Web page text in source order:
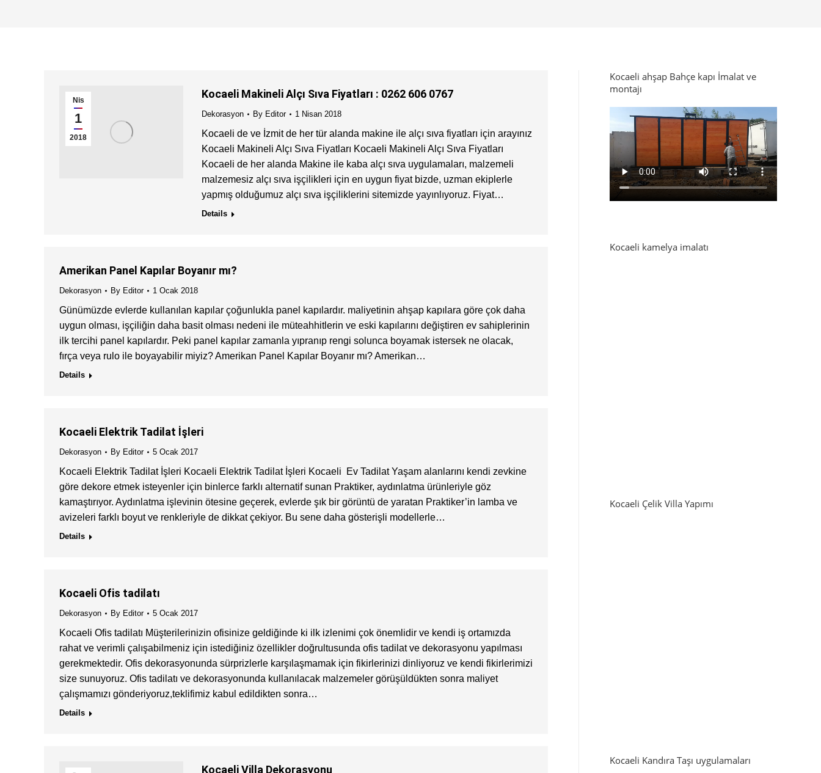
Nis
1
2018
Kocaeli Makineli Alçı Sıva Fiyatları : 0262 606 0767
Dekorasyon By Editor 1 Nisan 2018
Kocaeli de ve İzmit de her tür alanda makine ile alçı sıva fiyatları için arayınız
Kocaeli Makineli Alçı Sıva Fiyatları Kocaeli Makineli Alçı Sıva Fiyatları
Kocaeli de her alanda Makine ile kaba alçı sıva uygulamaları, malzemeli
malzemesiz alçı sıva işçilikleri için en uygun fiyat bizde, uzman ekiplerle
yapmış olduğumuz alçı sıva işçiliklerini sitemizde yayınlıyoruz. Fiyat…
Details
Amerikan Panel Kapılar Boyanır mı?
Dekorasyon By Editor 1 Ocak 2018
Günümüzde evlerde kullanılan kapılar çoğunlukla panel kapılardır. maliyetinin ahşap kapılara göre çok daha
uygun olması, işçiliğin daha basit olması nedeni ile müteahhitlerin ve eski kapılarını değiştiren ev sahiplerinin
ilk tercihi panel kapılardır. Peki panel kapılar zamanla yıpranıp rengi solunca boyamak istersek ne olacak,
fırça veya rulo ile boyayabilir miyiz? Amerikan Panel Kapılar Boyanır mı? Amerikan…
Details
Kocaeli Elektrik Tadilat İşleri
Dekorasyon By Editor 5 Ocak 2017
Kocaeli Elektrik Tadilat İşleri Kocaeli Elektrik Tadilat İşleri Kocaeli Ev Tadilat Yaşam alanlarını kendi zevkine
göre dekore etmek isteyenler için binlerce farklı alternatif sunan Praktiker, aydınlatma ürünleriyle göz
kamaştırıyor. Aydınlatma işlevinin ötesine geçerek, evlerde şık bir görüntü de yaratan Praktiker’in lamba ve
avizeleri farklı boyut ve renkleriyle de dikkat çekiyor. Bu sene daha gösterişli modellerle…
Details
Kocaeli Ofis tadilatı
Dekorasyon By Editor 5 Ocak 2017
Kocaeli Ofis tadilatı Müşterilerinizin ofisinize geldiğinde ki ilk izlenimi çok önemlidir ve kendi iş ortamızda
rahat ve verimli çalışabilmeniz için istediğiniz özellikler doğrultusunda ofis tadilat ve dekorasyonu yapılması
gerekmektedir. Ofis dekorasyonunda sürprizlerle karşılaşmamak için fikirlerinizi dinliyoruz ve kendi fikirlerimizi
size sunuyoruz. Ofis tadilatı ve dekorasyonunda kullanılacak malzemeler görüşüldükten sonra maliyet
çalışmamızı gönderiyoruz,teklifimiz kabul edildikten sonra…
Details
Kocaeli Villa Dekorasyonu
Kocaeli ahşap Bahçe kapı İmalat ve
montajı
Kocaeli kamelya imalatı
Kocaeli Çelik Villa Yapımı
Kocaeli Kandıra Taşı uygulamaları